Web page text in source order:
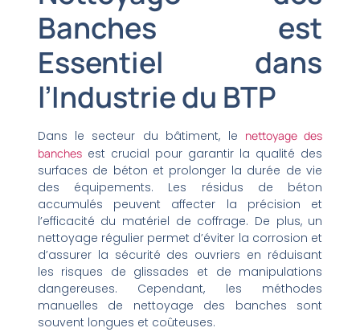
Banches est
Essentiel dans
l’Industrie du BTP
Dans le secteur du bâtiment, le nettoyage des
banchesest crucial pour garantir la qualité des
surfaces de béton et prolonger la durée de vie
des équipements. Les résidus de béton
accumulés peuvent affecter la précision et
l’efficacité du matériel de coffrage. De plus, un
nettoyage régulier permet d’éviter la corrosion et
d’assurer la sécurité des ouvriers en réduisant
les risques de glissades et de manipulations
dangereuses. Cependant, les méthodes
manuelles de nettoyage des banches sont
souvent longues et coûteuses.